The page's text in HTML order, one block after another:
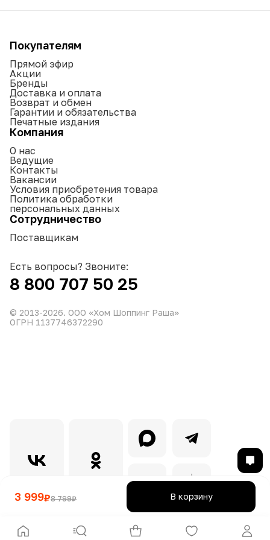
3 999₽8 799₽ В корзину
Покупателям
Прямой эфир
Акции
Бренды
Доставка и оплата
Возврат и обмен
Гарантии и обязательства
Печатные издания
Компания
О нас
Ведущие
Контакты
Вакансии
Условия приобретения товара
Политика обработки
персональных данных
Сотрудничество
Поставщикам
Есть вопросы? Звоните:
8 800 707 50 25
© 2013-2026. ООО «Хом Шоппинг Раша»
ОГРН 1137746372290